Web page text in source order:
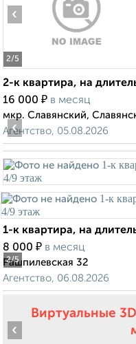
2/5
‹
2-к квартира, на
16 000 ₽ в месяц
мкр. Славянский,
Агентство, 05.08.2026
2/5
‹
1-к квартира, на
8 000 ₽ в месяц
Рашпилевская 32
Агентство, 06.08.2026
Виртуальные
‹